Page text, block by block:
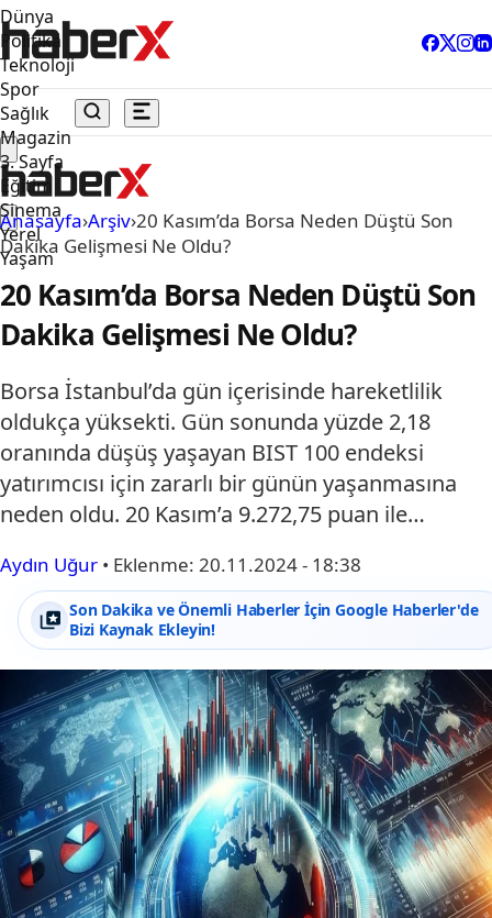
Dünya
Politika
Teknoloji
Spor
Sağlık
Magazin
3. Sayfa
Eğitim
Sinema
Yerel
Yaşam
Anasayfa›Arşiv›20 Kasım’da Borsa Neden Düştü Son
Dakika Gelişmesi Ne Oldu?
20 Kasım’da Borsa Neden Düştü Son
Dakika Gelişmesi Ne Oldu?
Borsa İstanbul’da gün içerisinde hareketlilik
oldukça yüksekti. Gün sonunda yüzde 2,18
oranında düşüş yaşayan BIST 100 endeksi
yatırımcısı için zararlı bir günün yaşanmasına
neden oldu. 20 Kasım’a 9.272,75 puan ile…
Aydın Uğur • Eklenme: 20.11.2024 - 18:38
Son Dakika ve Önemli Haberler İçin Google Haberler'de
Bizi Kaynak Ekleyin!